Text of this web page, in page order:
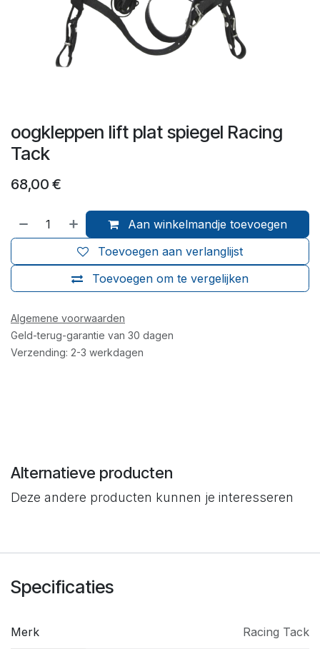
oogkleppen lift plat spiegel Racing
Tack
68,00 €
Aan winkelmandje toevoegen
Toevoegen om te vergelijken
Toevoegen aan verlanglijst
Algemene voorwaarden
Geld-terug-garantie van 30 dagen
Verzending: 2-3 werkdagen
Alternatieve producten
Deze andere producten kunnen je interesseren
Specificaties
Merk ​Racing Tack